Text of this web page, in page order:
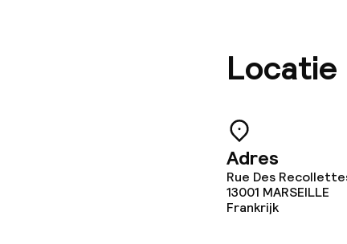
Overal
Locatie
Adres
Rue Des
13001 MARSEILLE
Frankrijk